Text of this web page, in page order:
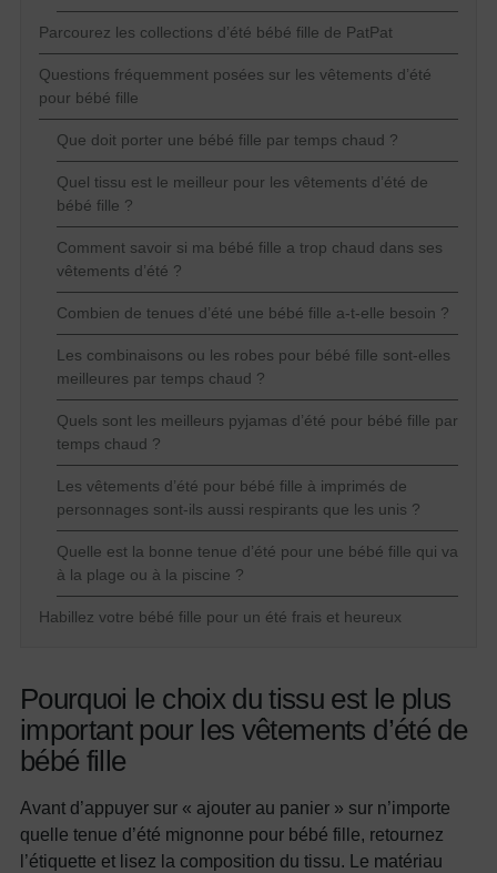
Parcourez les collections d’été bébé fille de PatPat
Questions fréquemment posées sur les vêtements d’été
pour bébé fille
Que doit porter une bébé fille par temps chaud ?
Quel tissu est le meilleur pour les vêtements d’été de
bébé fille ?
Comment savoir si ma bébé fille a trop chaud dans ses
vêtements d’été ?
Combien de tenues d’été une bébé fille a-t-elle besoin ?
Les combinaisons ou les robes pour bébé fille sont-elles
meilleures par temps chaud ?
Quels sont les meilleurs pyjamas d’été pour bébé fille par
temps chaud ?
Les vêtements d’été pour bébé fille à imprimés de
personnages sont-ils aussi respirants que les unis ?
Quelle est la bonne tenue d’été pour une bébé fille qui va
à la plage ou à la piscine ?
Habillez votre bébé fille pour un été frais et heureux
Pourquoi le choix du tissu est le plus
important pour les vêtements d’été de
bébé fille
Avant d’appuyer sur « ajouter au panier » sur n’importe
quelle tenue d’été mignonne pour bébé fille, retournez
l’étiquette et lisez la composition du tissu. Le matériau